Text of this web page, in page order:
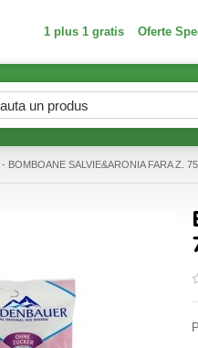
1 plus 1 gratis Oferte
- BOMBOANE SALVIE&ARONIA FARA Z.